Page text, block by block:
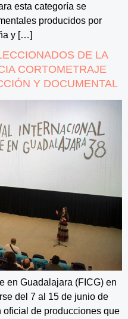
esta categoría se
producidos por
y […]
DE LA
CORTOMETRAJE
Y DOCUMENTAL
en Guadalajara (FICG) en
del 7 al 15 de junio de
oficial de producciones que